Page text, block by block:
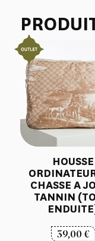
HOUSSE
CHASSE A
TANNIN
39,00€